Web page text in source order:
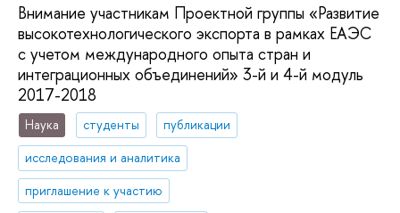
Внимание участникам Проектной группы «Развитие
высокотехнологического экспорта в рамках ЕАЭС
с учетом международного опыта стран и
интеграционных объединений» 3-й и 4-й модуль
2017-2018
Наука студенты
публикации
исследования и аналитика
приглашение к участию